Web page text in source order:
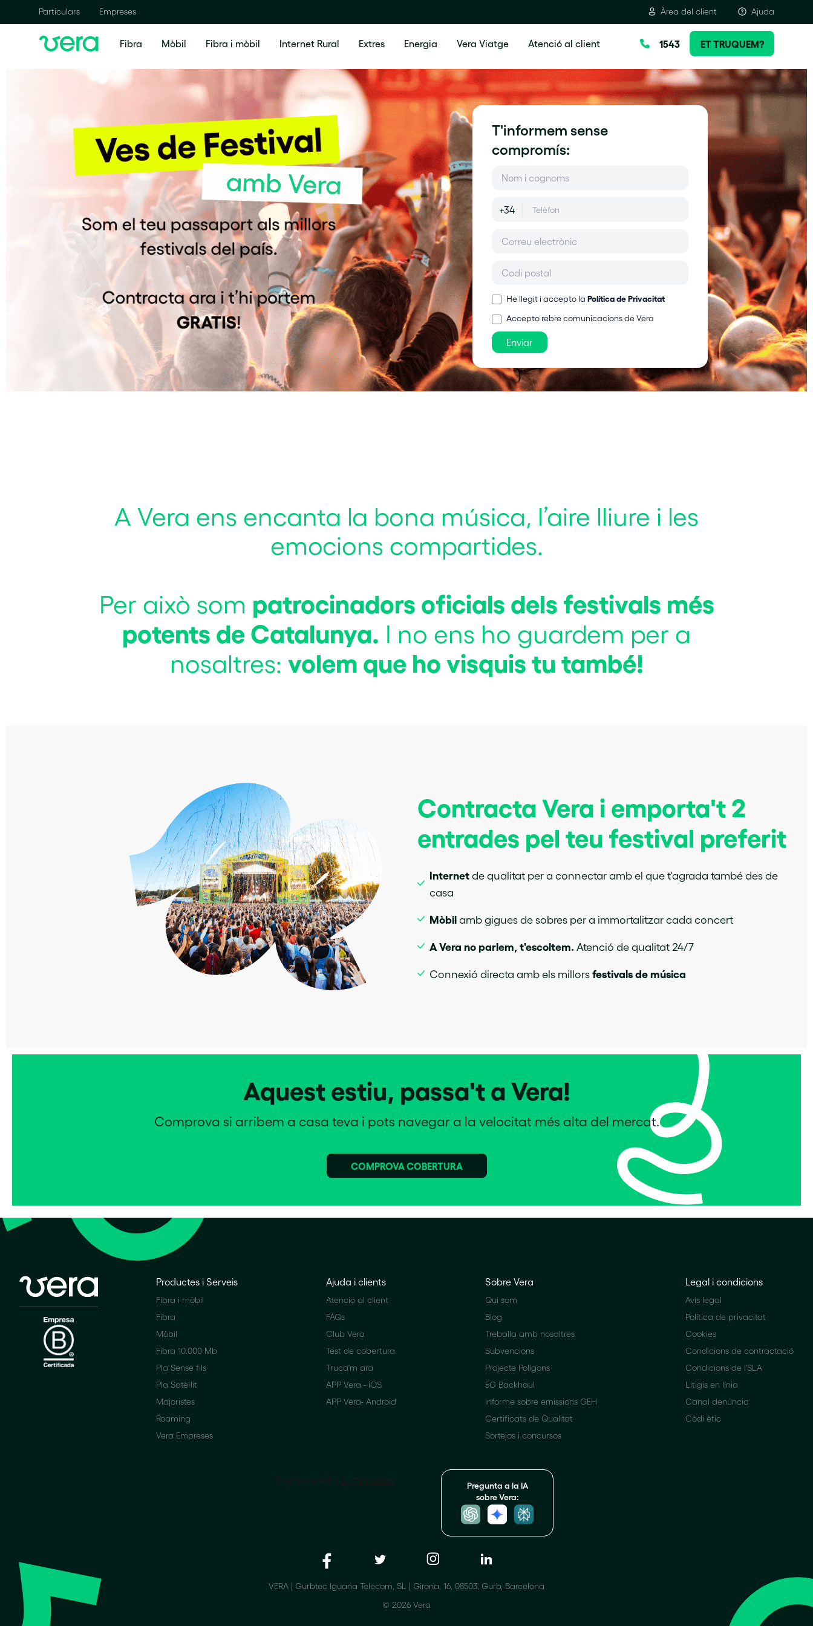
Particulars Empreses Àrea del client Ajuda
Fibra Mòbil Fibra i mòbil Internet Rural Extres Energia Vera Viatge Atenció al client 1543 ET TRUQUEM?
T'informem sense
compromís:
+34
He llegit i accepto laPolítica de Privacitat
Accepto rebre comunicacions de Vera
Enviar
A Vera ens encanta la bona música, l’aire lliure i les
emocions compartides.
Per això som patrocinadors oficials dels festivals més
potents de Catalunya. I no ens ho guardem per a
nosaltres: volem que ho visquis tu també!
Contracta Vera i emporta't 2
entrades pel teu festival preferit
Internetde qualitat per a connectar amb el que t'agrada també des de
casa
Mòbilamb gigues de sobres per a immortalitzar cada concert
A Vera no parlem, t'escoltem. Atenció de qualitat 24/7
Connexió directa amb els millorsfestivals de música
Aquest estiu, passa't a Vera!
Comprova si arribem a casa teva i pots navegar a la velocitat més alta del mercat.
COMPROVA COBERTURA
Productes i Serveis
Fibra i mòbil
Fibra
Mòbil
Fibra 10.000 Mb
Pla Sense fils
Pla Satèl·lit
Majoristes
Roaming
Vera Empreses
Legal i condicions
Avís legal
Política de privacitat
Cookies
Condicions de contractació
Condicions de l'SLA
Litigis en línia
Canal denúncia
Còdi ètic
Sobre Vera
Qui som
Blog
Treballa amb nosaltres
Subvencions
Projecte Polígons
5G Backhaul
Informe sobre emissions GEH
Certificats de Qualitat
Sortejos i concursos
Ajuda i clients
Atenció al client
FAQs
Club Vera
Test de cobertura
Truca'm ara
APP Vera - iOS
APP Vera- Android
Pregunta a la IA
sobre Vera:
VERA | Gurbtec Iguana Telecom, SL | Girona, 16, 08503, Gurb, Barcelona
© 2026 Vera